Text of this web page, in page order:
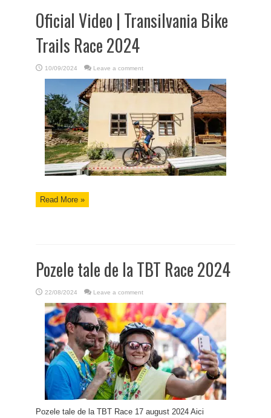
Oficial Video | Transilvania Bike
Trails Race 2024
10/09/2024 Leave a comment
Read More »
Pozele tale de la TBT Race 2024
22/08/2024 Leave a comment
Pozele tale de la TBT Race 17 august 2024 Aici